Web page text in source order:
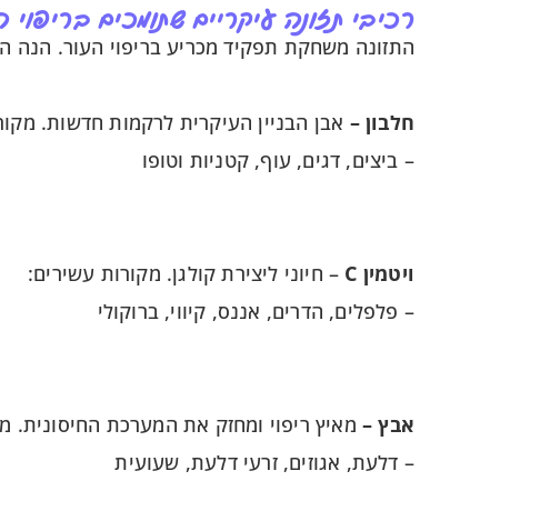
רכיבי תזונה עיקריים שתומכים בריפוי
התזונה משחקת תפקיד מכריע בריפוי העור. הנה
חלבון – אבן הבניין העיקרית לרקמות חדשות.
– ביצים, דגים, עוף, קטניות וטופו
ויטמין C – חיוני ליצירת קולגן. מקורות עשירים:
– פלפלים, הדרים, אננס, קיווי, ברוקולי
אבץ – מאיץ ריפוי ומחזק את המערכת החיסונית.
– דלעת, אגוזים, זרעי דלעת, שעועית